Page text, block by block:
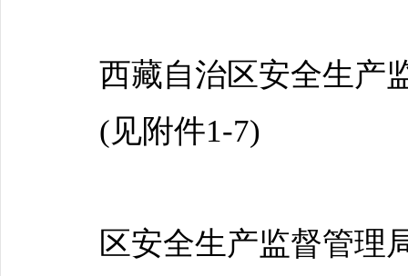
西藏自治区安全生产
(见附件1-7)
区安全生产监督管理